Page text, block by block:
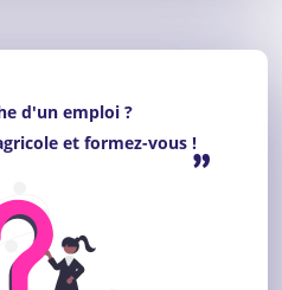
d'un emploi ?
et formez-vous !”